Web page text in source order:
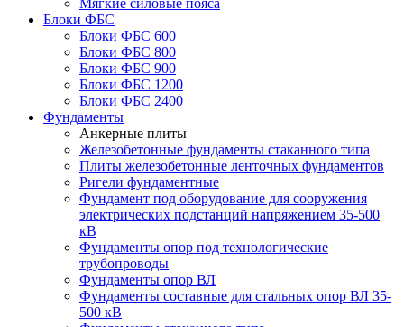
Мягкие силовые пояса
Блоки ФБС
Блоки ФБС 600
Блоки ФБС 800
Блоки ФБС 900
Блоки ФБС 1200
Блоки ФБС 2400
Фундаменты
Анкерные плиты
Железобетонные фундаменты стаканного типа
Плиты железобетонные ленточных фундаментов
Ригели фундаментные
Фундамент под оборудование для сооружения
электрических подстанций напряжением 35-500
кВ
Фундаменты опор под технологические
трубопроводы
Фундаменты опор ВЛ
Фундаменты составные для стальных опор ВЛ 35-
500 кВ